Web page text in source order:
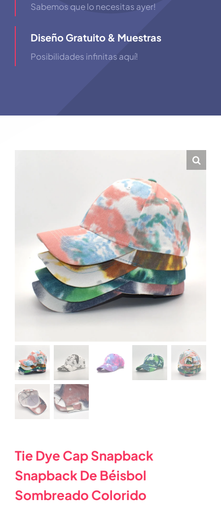
Sabemos que lo necesitas ayer!
Diseño Gratuito & Muestras
Posibilidades infinitas aquí!
Tie Dye Cap Snapback
Snapback De Béisbol
Sombreado Colorido